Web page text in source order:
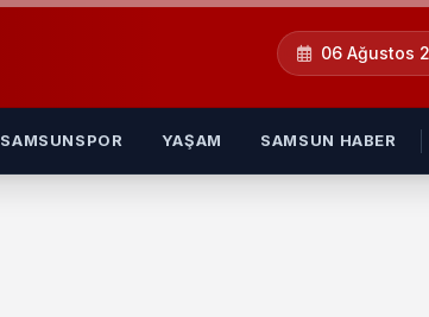
06 Ağustos
SAMSUNSPOR YAŞAM SAMSUN HABER